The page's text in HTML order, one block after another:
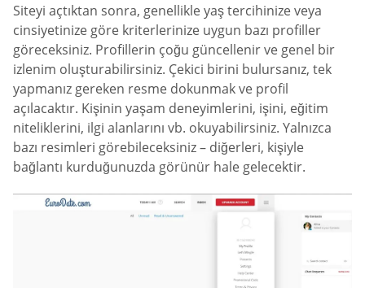
Siteyi açtıktan sonra, genellikle yaş tercihinize veya
cinsiyetinize göre kriterlerinize uygun bazı profiller
göreceksiniz. Profillerin çoğu güncellenir ve genel bir
izlenim oluşturabilirsiniz. Çekici birini bulursanız, tek
yapmanız gereken resme dokunmak ve profil
açılacaktır. Kişinin yaşam deneyimlerini, işini, eğitim
niteliklerini, ilgi alanlarını vb. okuyabilirsiniz. Yalnızca
bazı resimleri görebileceksiniz – diğerleri, kişiyle
bağlantı kurduğunuzda görünür hale gelecektir.